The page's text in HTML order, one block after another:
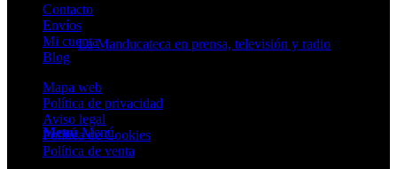
La Manducateca en prensa, televisión y radio
Menú Menú
Contacto
Envíos
Mi cuenta
Blog
Mapa web
Política de privacidad
Aviso legal
Política de Cookies
Política de venta